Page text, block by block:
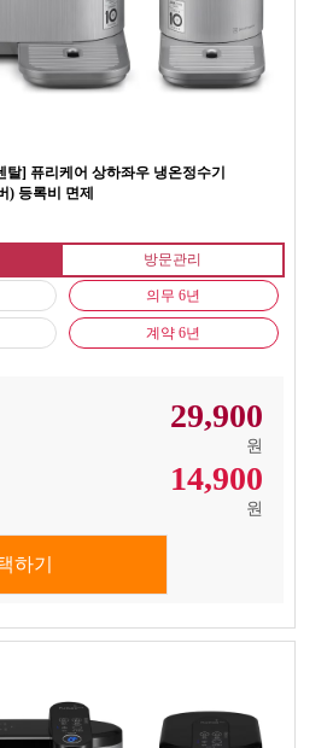
] 퓨리케어 상하좌우 냉온정수기
) 등록비 면제
방문관리
의무 6년
계약 6년
29,900
원
14,900
원
하기